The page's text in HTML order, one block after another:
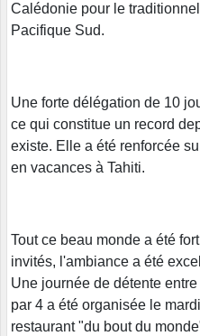
Calédonie pour le
Pacifique Sud.
Une forte délégation de 10
ce qui constitue un record
existe. Elle a été renforcée
en vacances à Tahiti.
Tout ce beau monde a été
invités, l'ambiance a été
Une journée de détente
par 4 a été organisée le
restaurant "du bout du